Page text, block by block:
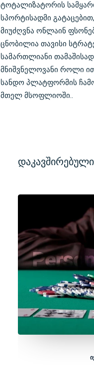
ტოტალიზატორის
სპორტისადმი
მიუძღვნა ონლაინ
ცნობილია თავისი
სამართლიანი
მნიშვნელოვანი როლი
სანდო პლატფორმის
მთელ მსოფლიოში..